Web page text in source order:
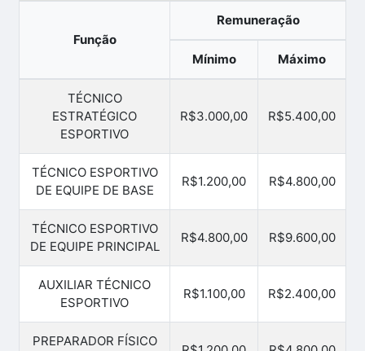
Função
Remuneração
Mínimo Máximo
TÉCNICO
ESTRATÉGICO
ESPORTIVO
R$3.000,00 R$5.400,00
TÉCNICO ESPORTIVO
DE EQUIPE DE BASE
R$1.200,00 R$4.800,00
TÉCNICO ESPORTIVO
DE EQUIPE PRINCIPAL
R$4.800,00 R$9.600,00
AUXILIAR TÉCNICO
ESPORTIVO
R$1.100,00 R$2.400,00
PREPARADOR FÍSICO